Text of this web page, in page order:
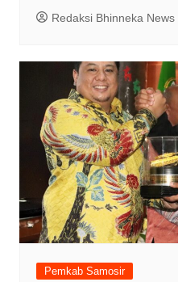
Redaksi Bhinneka News
Pemkab Samosir